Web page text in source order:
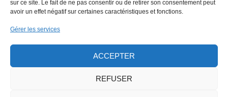
sur ce site. Le fait de ne pas consentir ou de retirer son consentement peut
avoir un effet négatif sur certaines caractéristiques et fonctions.
Gérer les services
ACCEPTER
REFUSER
Industrie
Contact